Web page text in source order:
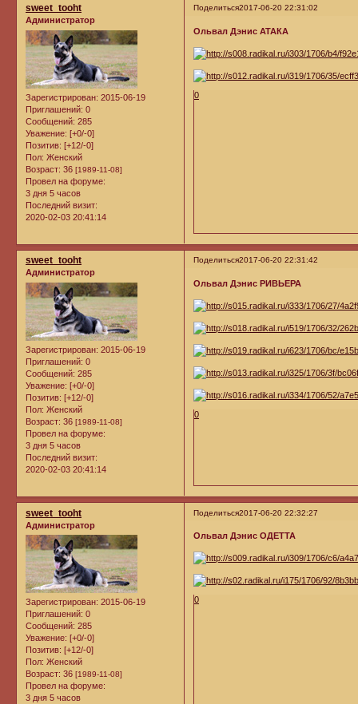
Поделиться2017-06-20 22:31:02
sweet_tooht
Администратор
Зарегистрирован: 2015-06-19
Приглашений: 0
Сообщений: 285
Уважение: [+0/-0]
Позитив: [+12/-0]
Пол: Женский
Возраст: 36 [1989-11-08]
Провел на форуме:
3 дня 5 часов
Последний визит:
2020-02-03 20:41:14
Ольвал Дэнис АТАКА
0
Поделиться2017-06-20 22:31:42
sweet_tooht
Администратор
Зарегистрирован: 2015-06-19
Приглашений: 0
Сообщений: 285
Уважение: [+0/-0]
Позитив: [+12/-0]
Пол: Женский
Возраст: 36 [1989-11-08]
Провел на форуме:
3 дня 5 часов
Последний визит:
2020-02-03 20:41:14
Ольвал Дэнис РИВЬЕРА
0
Поделиться2017-06-20 22:32:27
sweet_tooht
Администратор
Зарегистрирован: 2015-06-19
Приглашений: 0
Сообщений: 285
Уважение: [+0/-0]
Позитив: [+12/-0]
Пол: Женский
Возраст: 36 [1989-11-08]
Провел на форуме:
3 дня 5 часов
Ольвал Дэнис ОДЕТТА
0